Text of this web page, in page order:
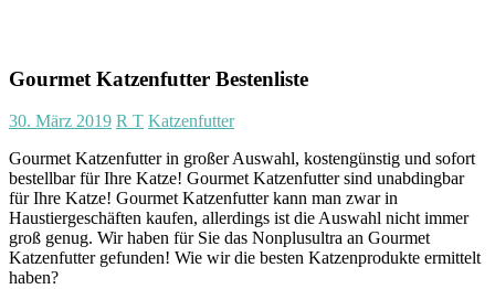
Gourmet Katzenfutter Bestenliste
30. März 2019 R T Katzenfutter
Gourmet Katzenfutter in großer Auswahl, kostengünstig und sofort
bestellbar für Ihre Katze! Gourmet Katzenfutter sind unabdingbar
für Ihre Katze! Gourmet Katzenfutter kann man zwar in
Haustiergeschäften kaufen, allerdings ist die Auswahl nicht immer
groß genug. Wir haben für Sie das Nonplusultra an Gourmet
Katzenfutter gefunden! Wie wir die besten Katzenprodukte ermittelt
haben?